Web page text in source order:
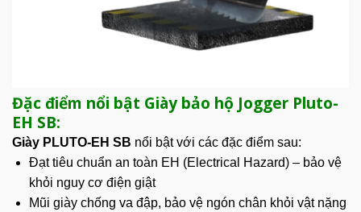
Đặc điểm nổi bật Giày bảo hộ Jogger Pluto-
EH SB:
Giày PLUTO-EH SB nổi bật với các đặc điểm sau:
Đạt tiêu chuẩn an toàn EH (Electrical Hazard) – bảo vệ
khỏi nguy cơ điện giật
Mũi giày chống va đập, bảo vệ ngón chân khỏi vật nặng